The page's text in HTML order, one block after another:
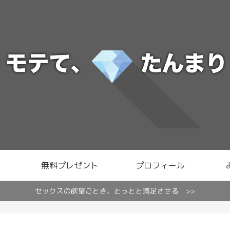
無料プレゼント プロフィール
セックスの欲望ごとき、とっとと満足させる >>